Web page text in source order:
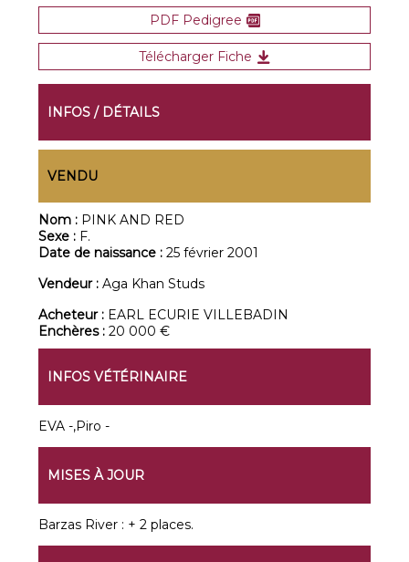
PDF Pedigree
Télécharger Fiche
INFOS / DÉTAILS
VENDU
Nom : PINK AND RED
Sexe : F.
Date de naissance :25 février 2001
Vendeur :Aga Khan Studs
Acheteur : EARL ECURIE VILLEBADIN
Enchères :20 000 €
INFOS VÉTÉRINAIRE
EVA -,Piro -
MISES À JOUR
Barzas River : + 2 places.